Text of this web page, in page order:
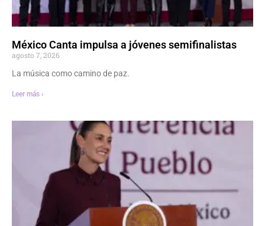
México Canta impulsa a jóvenes semifinalistas
agosto 7, 2026
La música como camino de paz.
Leer más ›